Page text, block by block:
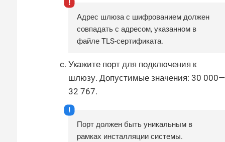
Адрес шлюза с шифрованием должен
совпадать с адресом, указанном в
файле TLS-сертификата.
Укажите порт для подключения к
шлюзу. Допустимые значения: 30 000—​
32 767.
Порт должен быть уникальным в
рамках инсталляции системы.